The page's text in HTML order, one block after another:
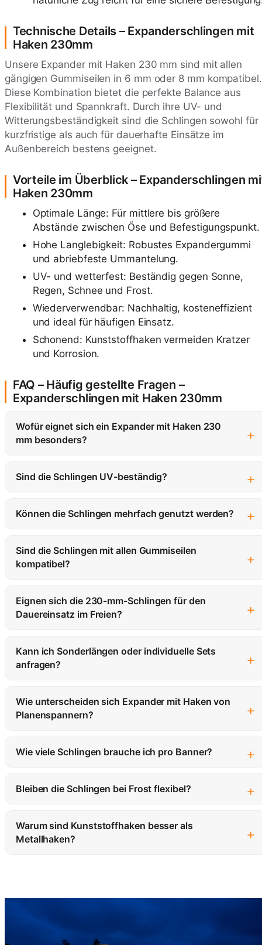
Technische Details – Expanderschlingen mit
Haken 230mm
Unsere Expander mit Haken 230 mm sind mit allen
gängigen Gummiseilen in 6 mm oder 8 mm kompatibel.
Diese Kombination bietet die perfekte Balance aus
Flexibilität und Spannkraft. Durch ihre UV- und
Witterungsbeständigkeit sind die Schlingen sowohl für
kurzfristige als auch für dauerhafte Einsätze im
Außenbereich bestens geeignet.
Vorteile im Überblick – Expanderschlingen
Haken 230mm
Optimale Länge: Für mittlere bis größere
Abstände zwischen Öse und Befestigungspunkt.
Hohe Langlebigkeit: Robustes Expandergummi
und abriebfeste Ummantelung.
UV- und wetterfest: Beständig gegen Sonne,
Regen, Schnee und Frost.
Wiederverwendbar: Nachhaltig, kosteneffizient
und ideal für häufigen Einsatz.
Schonend: Kunststoffhaken vermeiden Kratzer
und Korrosion.
FAQ – Häufig gestellte Fragen –
Expanderschlingen mit Haken 230mm
Wofür eignet sich ein Expander mit Haken 230
mm besonders?
+
Sind die Schlingen UV-beständig? +
Können die Schlingen mehrfach genutzt werden? +
Sind die Schlingen mit allen Gummiseilen
kompatibel?
+
Eignen sich die 230-mm-Schlingen für den
Dauereinsatz im Freien?
+
Kann ich Sonderlängen oder individuelle Sets
anfragen?
+
Wie unterscheiden sich Expander mit Haken von
Planenspannern?
+
Wie viele Schlingen brauche ich pro Banner? +
Bleiben die Schlingen bei Frost flexibel? +
Warum sind Kunststoffhaken besser als
Metallhaken?
+